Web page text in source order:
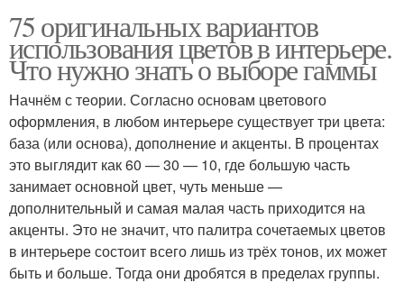
75 оригинальных вариантов
использования цветов в интерьере.
Что нужно знать о выборе гаммы
Начнём с теории. Согласно основам цветового
оформления, в любом интерьере существует три цвета:
база (или основа), дополнение и акценты. В процентах
это выглядит как 60 — 30 — 10, где большую часть
занимает основной цвет, чуть меньше —
дополнительный и самая малая часть приходится на
акценты. Это не значит, что палитра сочетаемых цветов
в интерьере состоит всего лишь из трёх тонов, их может
быть и больше. Тогда они дробятся в пределах группы.